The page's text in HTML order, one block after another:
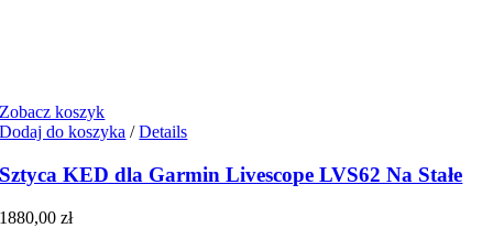
Zobacz koszyk
Dodaj do koszyka / Details
Sztyca KED dla Garmin Livescope LVS62 Na Stałe
1880,00zł